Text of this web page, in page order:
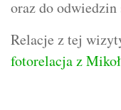
oraz do odwiedzin
Relacje z tej
fotorelacja z